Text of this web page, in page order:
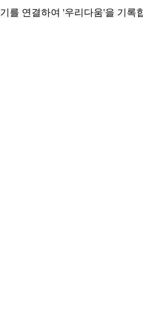
를 연결하여 '우리다움'을 기록